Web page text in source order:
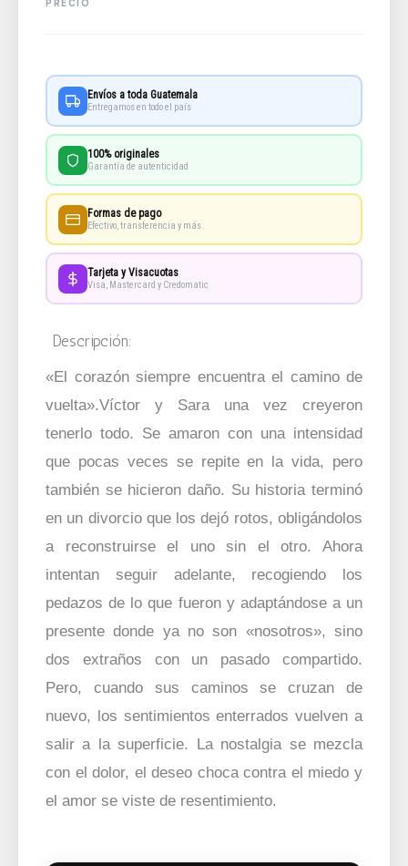
Envíos a toda Guatemala
Entregamos en todo el país
100% originales
Garantía de autenticidad
Formas de pago
Efectivo, transferencia y más
Tarjeta y Visacuotas
Visa, Mastercard y Credomatic
Descripción:
«El corazón siempre encuentra el camino de
vuelta».Víctor y Sara una vez creyeron
tenerlo todo. Se amaron con una intensidad
que pocas veces se repite en la vida, pero
también se hicieron daño. Su historia terminó
en un divorcio que los dejó rotos, obligándolos
a reconstruirse el uno sin el otro. Ahora
intentan seguir adelante, recogiendo los
pedazos de lo que fueron y adaptándose a un
presente donde ya no son «nosotros», sino
dos extraños con un pasado compartido.
Pero, cuando sus caminos se cruzan de
nuevo, los sentimientos enterrados vuelven a
salir a la superficie. La nostalgia se mezcla
con el dolor, el deseo choca contra el miedo y
el amor se viste de resentimiento.